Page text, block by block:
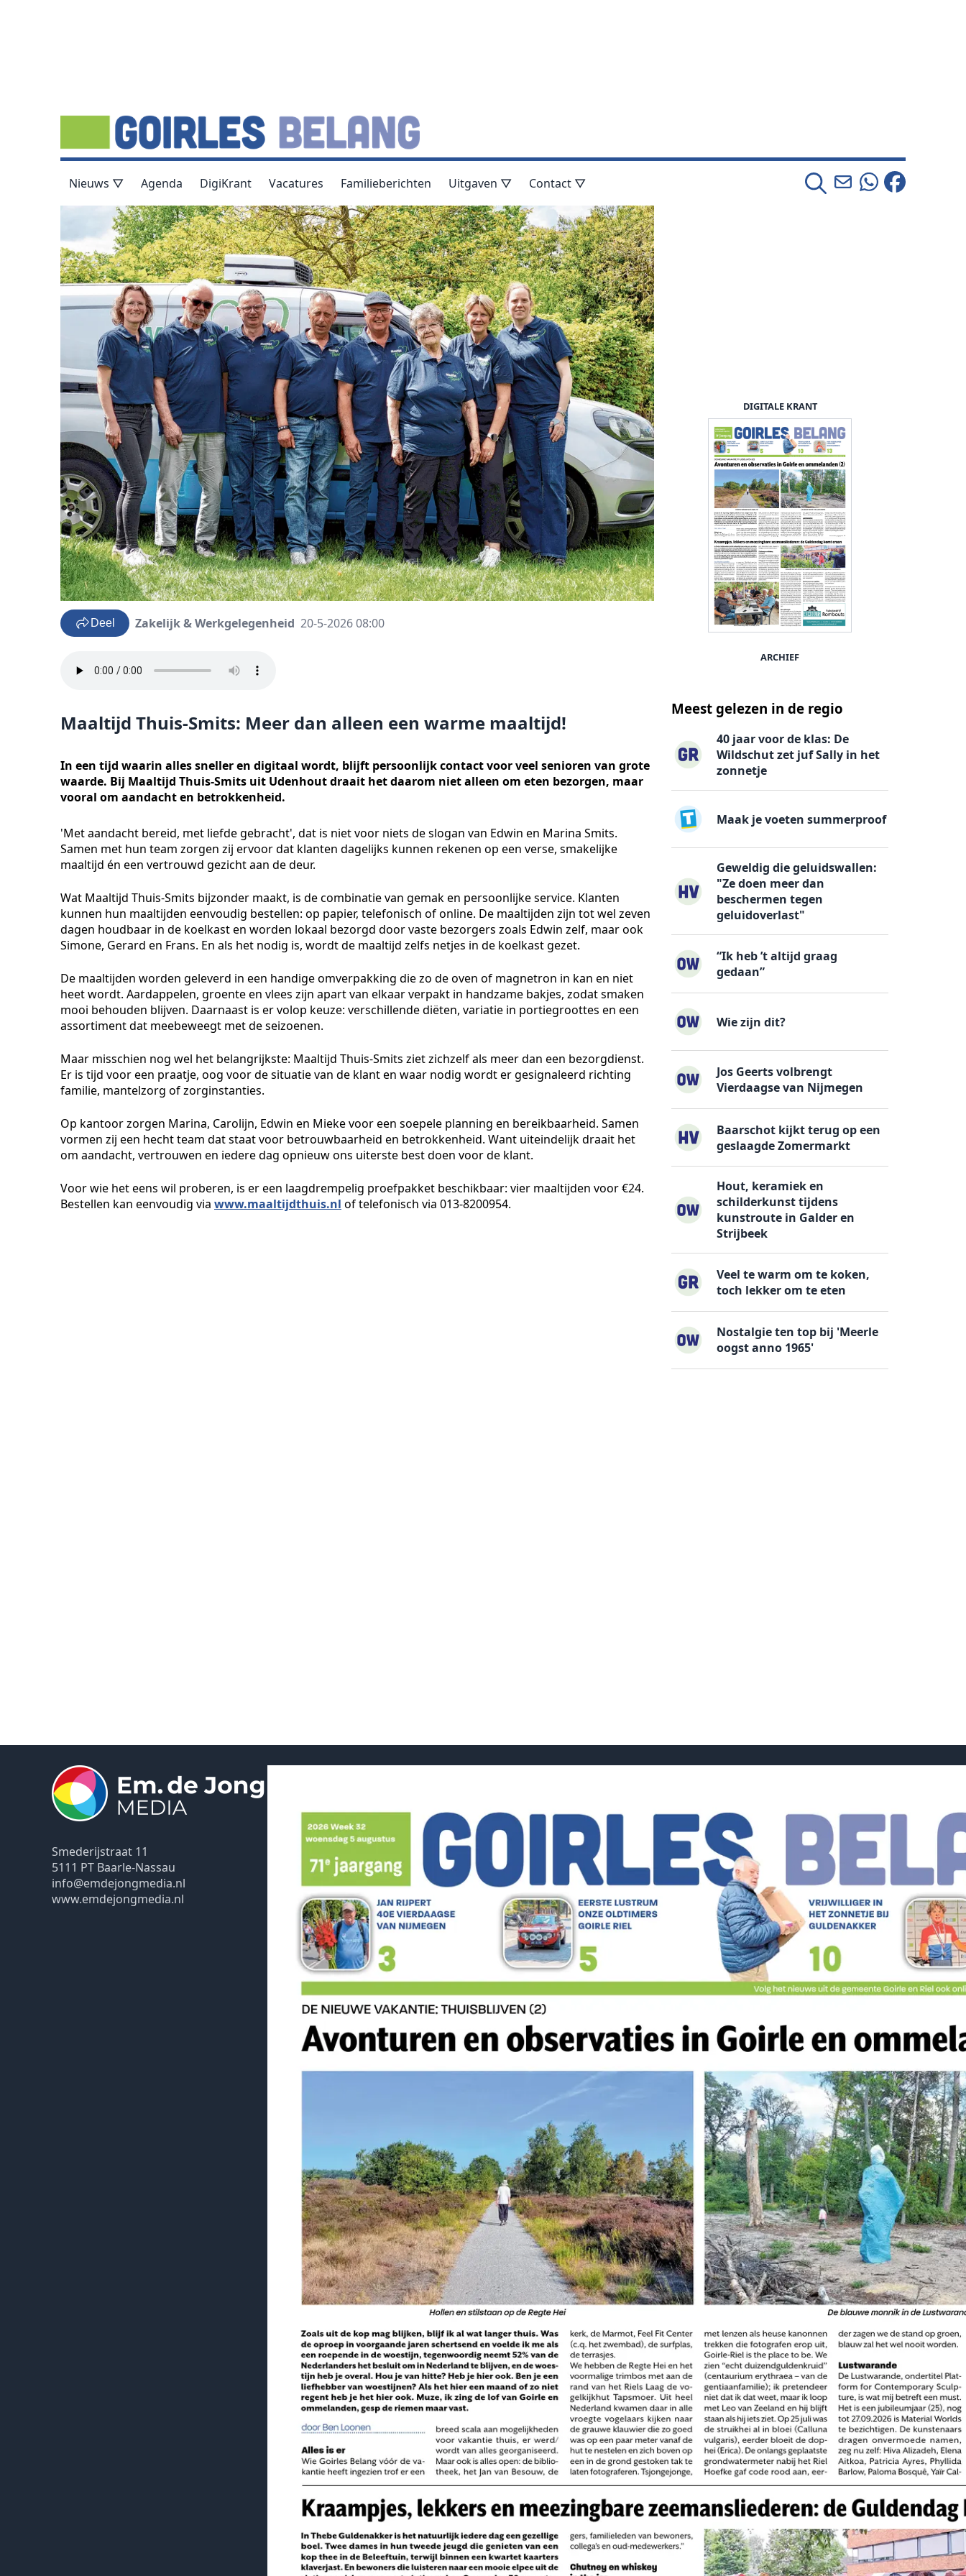
Nieuws ▽ Agenda DigiKrant Vacatures Familieberichten Uitgaven ▽ Contact ▽
Deel Zakelijk & Werkgelegenheid 20-5-2026 08:00
Maaltijd Thuis-Smits: Meer dan alleen een warme maaltijd!
In een tijd waarin alles sneller en digitaal wordt, blijft persoonlijk contact voor veel senioren van grote
waarde. Bij Maaltijd Thuis-Smits uit Udenhout draait het daarom niet alleen om eten bezorgen, maar
vooral om aandacht en betrokkenheid.
'Met aandacht bereid, met liefde gebracht', dat is niet voor niets de slogan van Edwin en Marina Smits.
Samen met hun team zorgen zij ervoor dat klanten dagelijks kunnen rekenen op een verse, smakelijke
maaltijd én een vertrouwd gezicht aan de deur.
Wat Maaltijd Thuis-Smits bijzonder maakt, is de combinatie van gemak en persoonlijke service. Klanten
kunnen hun maaltijden eenvoudig bestellen: op papier, telefonisch of online. De maaltijden zijn tot wel zeven
dagen houdbaar in de koelkast en worden lokaal bezorgd door vaste bezorgers zoals Edwin zelf, maar ook
Simone, Gerard en Frans. En als het nodig is, wordt de maaltijd zelfs netjes in de koelkast gezet.
De maaltijden worden geleverd in een handige omverpakking die zo de oven of magnetron in kan en niet
heet wordt. Aardappelen, groente en vlees zijn apart van elkaar verpakt in handzame bakjes, zodat smaken
mooi behouden blijven. Daarnaast is er volop keuze: verschillende diëten, variatie in portiegroottes en een
assortiment dat meebeweegt met de seizoenen.
Maar misschien nog wel het belangrijkste: Maaltijd Thuis-Smits ziet zichzelf als meer dan een bezorgdienst.
Er is tijd voor een praatje, oog voor de situatie van de klant en waar nodig wordt er gesignaleerd richting
familie, mantelzorg of zorginstanties.
Op kantoor zorgen Marina, Carolijn, Edwin en Mieke voor een soepele planning en bereikbaarheid. Samen
vormen zij een hecht team dat staat voor betrouwbaarheid en betrokkenheid. Want uiteindelijk draait het
om aandacht, vertrouwen en iedere dag opnieuw ons uiterste best doen voor de klant.
Voor wie het eens wil proberen, is er een laagdrempelig proefpakket beschikbaar: vier maaltijden voor €24.
Bestellen kan eenvoudig via www.maaltijdthuis.nl of telefonisch via 013-8200954.
DIGITALE KRANT
ARCHIEF
Meest gelezen in de regio
40 jaar voor de klas: De
Wildschut zet juf Sally in het
zonnetje
Maak je voeten summerproof
Geweldig die geluidswallen:
"Ze doen meer dan
beschermen tegen
geluidoverlast"
“Ik heb ’t altijd graag
gedaan”
Wie zijn dit?
Jos Geerts volbrengt
Vierdaagse van Nijmegen
Baarschot kijkt terug op een
geslaagde Zomermarkt
Hout, keramiek en
schilderkunst tijdens
kunstroute in Galder en
Strijbeek
Veel te warm om te koken,
toch lekker om te eten
Nostalgie ten top bij 'Meerle
oogst anno 1965'
Smederijstraat 11
5111 PT Baarle-Nassau
info@emdejongmedia.nl
www.emdejongmedia.nl